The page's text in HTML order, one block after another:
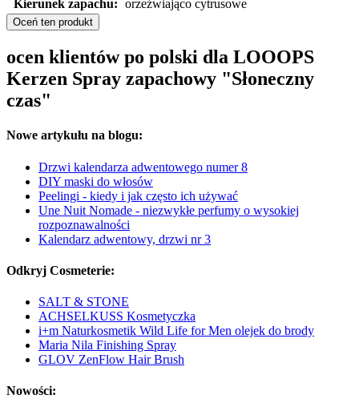
Kierunek zapachu: orzeźwiająco cytrusowe
Oceń ten produkt
ocen klientów po polski dla LOOOPS
Kerzen Spray zapachowy "Słoneczny
czas"
Nowe artykułu na blogu:
Drzwi kalendarza adwentowego numer 8
DIY maski do włosów
Peelingi - kiedy i jak często ich używać
Une Nuit Nomade - niezwykłe perfumy o wysokiej
rozpoznawalności
Kalendarz adwentowy, drzwi nr 3
Odkryj Cosmeterie:
SALT & STONE
ACHSELKUSS Kosmetyczka
i+m Naturkosmetik Wild Life for Men olejek do brody
Maria Nila Finishing Spray
GLOV ZenFlow Hair Brush
Nowości: